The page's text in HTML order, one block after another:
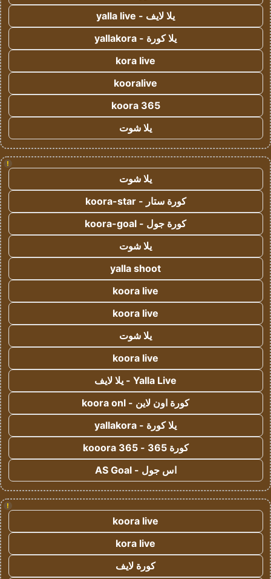
يلا لايف - yalla live
يلا كورة - yallakora
kora live
kooralive
koora 365
يلا شوت
!
يلا شوت
كورة ستار - koora-star
كورة جول - koora-goal
يلا شوت
yalla shoot
koora live
koora live
يلا شوت
koora live
Yalla Live - يلا لايف
كورة اون لاين - koora onl
يلا كورة - yallakora
كورة 365 - kooora 365
اس جول - AS Goal
!
koora live
kora live
كورة لايف